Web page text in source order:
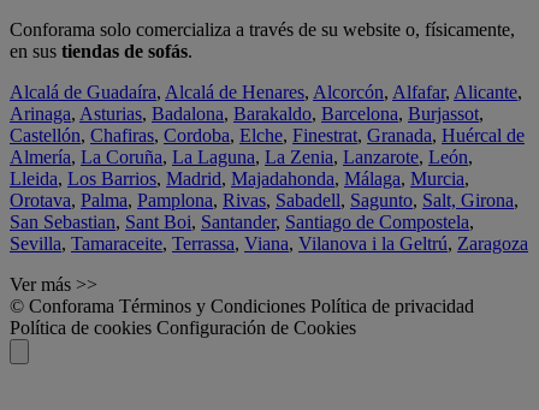
Conforama solo comercializa a través de su website o, físicamente,
en sus tiendas de sofás.
Alcalá de Guadaíra, Alcalá de Henares, Alcorcón, Alfafar, Alicante,
Arinaga, Asturias, Badalona, Barakaldo, Barcelona, Burjassot,
Castellón, Chafiras, Cordoba, Elche, Finestrat, Granada, Huércal de
Almería, La Coruña, La Laguna, La Zenia, Lanzarote, León,
Lleida, Los Barrios, Madrid, Majadahonda, Málaga, Murcia,
Orotava, Palma, Pamplona, Rivas, Sabadell, Sagunto, Salt, Girona,
San Sebastian, Sant Boi, Santander, Santiago de Compostela,
Sevilla, Tamaraceite, Terrassa, Viana, Vilanova i la Geltrú, Zaragoza
Ver más >>
© Conforama Términos y Condiciones Política de privacidad
Política de cookies Configuración de Cookies